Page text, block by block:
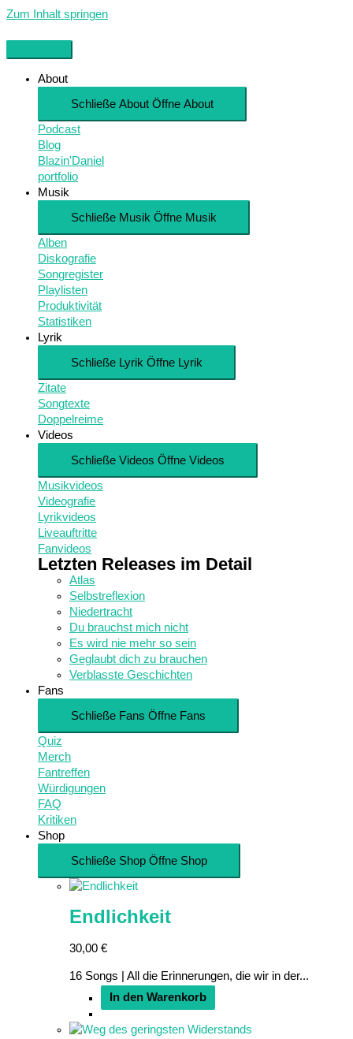
Zum Inhalt springen
About
Schließe About Öffne About
Podcast
Blog
Blazin'Daniel
portfolio
Musik
Schließe Musik Öffne Musik
Alben
Diskografie
Songregister
Playlisten
Produktivität
Statistiken
Lyrik
Schließe Lyrik Öffne Lyrik
Zitate
Songtexte
Doppelreime
Videos
Schließe Videos Öffne Videos
Musikvideos
Videografie
Lyrikvideos
Liveauftritte
Fanvideos
Letzten Releases im Detail
Atlas
Selbstreflexion
Niedertracht
Du brauchst mich nicht
Es wird nie mehr so sein
Geglaubt dich zu brauchen
Verblasste Geschichten
Fans
Schließe Fans Öffne Fans
Quiz
Merch
Fantreffen
Würdigungen
FAQ
Kritiken
Shop
Schließe Shop Öffne Shop
Endlichkeit
30,00 €
16 Songs | All die Erinnerungen, die wir in der...
In den Warenkorb